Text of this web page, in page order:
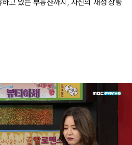
고 있는 부동산까지, 자신의 재정 상황